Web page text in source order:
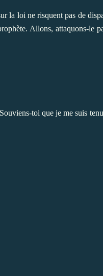
la loi ne risquent pas de
Allons, attaquons-le
toi que je me suis